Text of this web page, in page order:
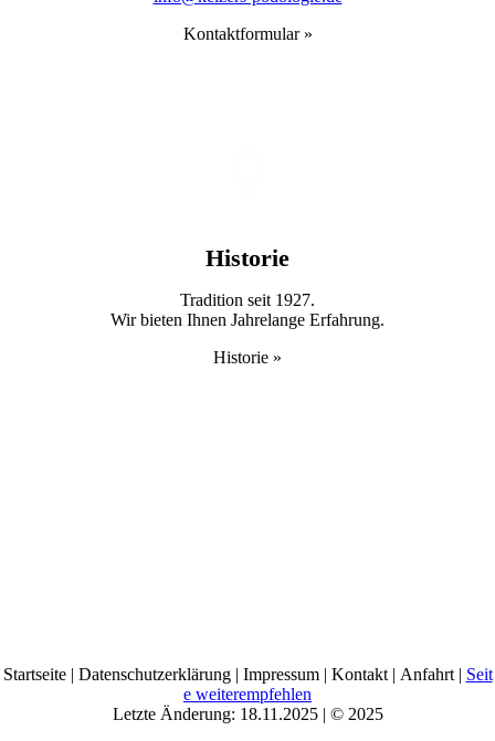
Kontakt­formular »
Historie
Tradition seit 1927.
Wir bieten Ihnen Jahre­lange Erfahrung.
Historie »
Startseite | Datenschutzerklärung | Impressum | Kontakt | Anfahrt | Seit
e weiterempfehlen
Letzte Änderung: 18.11.2025 | © 2025